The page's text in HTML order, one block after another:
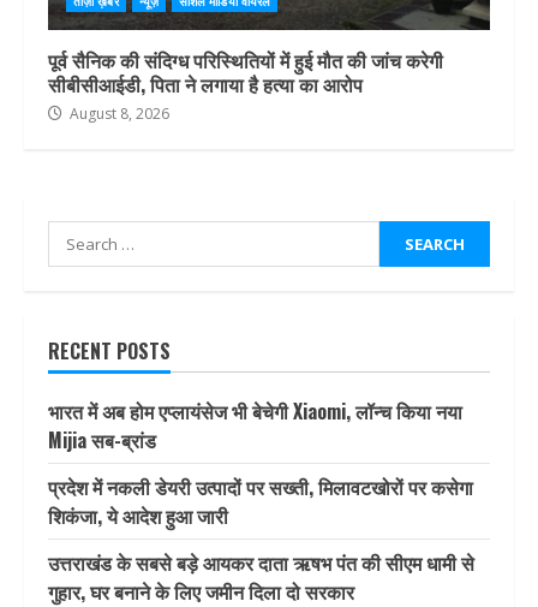
पूर्व सैनिक की संदिग्ध परिस्थितियों में हुई मौत की जांच करेगी
सीबीसीआईडी, पिता ने लगाया है हत्या का आरोप
August 8, 2026
Search
for:
RECENT POSTS
भारत में अब होम एप्लायंसेज भी बेचेगी Xiaomi, लॉन्च किया नया
Mijia सब-ब्रांड
प्रदेश में नकली डेयरी उत्पादों पर सख्ती, मिलावटखोरों पर कसेगा
शिकंजा, ये आदेश हुआ जारी
उत्तराखंड के सबसे बड़े आयकर दाता ऋषभ पंत की सीएम धामी से
गुहार, घर बनाने के लिए जमीन दिला दो सरकार